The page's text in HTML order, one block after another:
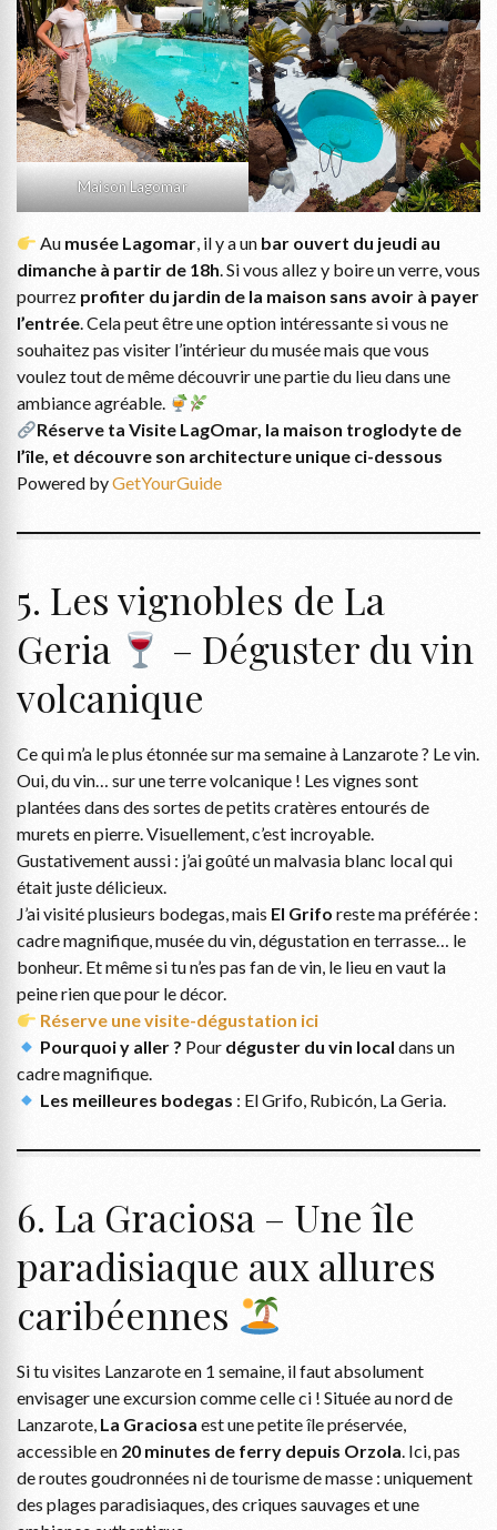
Maison Lagomar
Au musée Lagomar, il y a un bar ouvert du jeudi au
dimanche à partir de 18h. Si vous allez y boire un verre, vous
pourrez profiter du jardin de la maison sans avoir à payer
l’entrée. Cela peut être une option intéressante si vous ne
souhaitez pas visiter l’intérieur du musée mais que vous
voulez tout de même découvrir une partie du lieu dans une
ambiance agréable.
Réserve ta Visite LagOmar, la maison troglodyte de
l’île, et découvre son architecture unique ci-dessous
Powered byGetYourGuide
5. Les vignobles de La
Geria
– Déguster du vin
volcanique
Ce qui m’a le plus étonnée sur ma semaine à Lanzarote ? Le vin.
Oui, du vin… sur une terre volcanique ! Les vignes sont
plantées dans des sortes de petits cratères entourés de
murets en pierre. Visuellement, c’est incroyable.
Gustativement aussi : j’ai goûté un malvasia blanc local qui
était juste délicieux.
J’ai visité plusieurs bodegas, mais El Grifo reste ma préférée :
cadre magnifique, musée du vin, dégustation en terrasse… le
bonheur. Et même si tu n’es pas fan de vin, le lieu en vaut la
peine rien que pour le décor.
Réserve une visite-dégustation ici
Pourquoi y aller ? Pour déguster du vin local dans un
cadre magnifique.
Les meilleures bodegas : El Grifo, Rubicón, La Geria.
6. La Graciosa – Une île
paradisiaque aux allures
caribéennes
Si tu visites Lanzarote en 1 semaine, il faut absolument
envisager une excursion comme celle ci ! Située au nord de
Lanzarote, La Graciosa est une petite île préservée,
accessible en 20 minutes de ferry depuis Orzola. Ici, pas
de routes goudronnées ni de tourisme de masse : uniquement
des plages paradisiaques, des criques sauvages et une